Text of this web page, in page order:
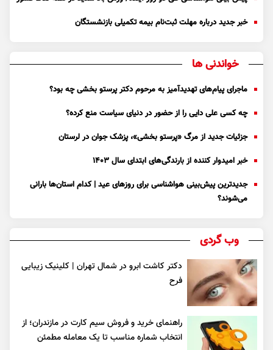
خبر جدید درباره مهلت ثبت‌نام بیمه تکمیلی بازنشستگان
خواندنی ها
ماجرای پیام‌های تهدیدآمیز به مرحوم دکتر پرستو بخشی چه بود؟
چه کسی علی دایی را از حضور در دنیای سیاست منع کرده؟
جزئیات جدید از مرگ «پرستو بخشی»، پزشک جوان در لرستان
خبر امیدوار کننده از بارندگی‌های ابتدای سال ۱۴۰۳
جدیدترین پیش‌بینی هواشناسی برای روزهای عید | کدام استان‌ها بارانی
می‌شوند؟
وب گردی
دکتر کاشت ابرو در شمال تهران | کلینیک زیبایی
فرح
راهنمای خرید و فروش سیم کارت در مازندران؛ از
انتخاب شماره مناسب تا یک معامله مطمئن